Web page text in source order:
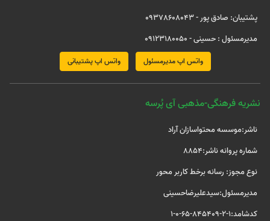
پشتیبان: صادق پور - 09378608043
مدیرمسئول : حسینی - 09123180050
واتس اپ مدیرمسئول واتس اپ پشتیبانی
نشریه فرهنگی-مذهبی آی پُرسه
ناشر:موسسه محتواسازان آراد
شماره پروانه ناشر:8854
نوع مجوز: رسانه برخط کاربر محور
مدیرمسئول:سیدعلیرضاحسینی
کدشامد:1-2-845409-65-0-1